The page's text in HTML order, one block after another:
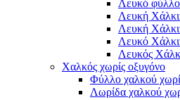
Λευκό
Λευκή
Λευκή
Λευκό
Λευκός
Χαλκός χωρίς οξυγόνο
Φύλλο χαλκού
Λωρίδα χαλκού